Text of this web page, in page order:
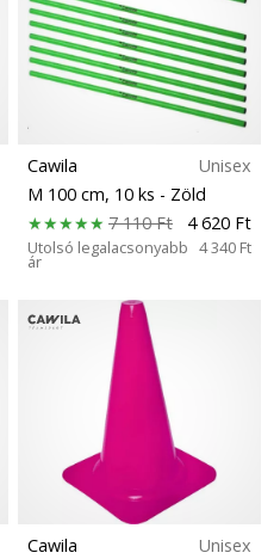
Cawila
Unisex
M 100 cm, 10 ks - Zöld
7 110 Ft
4 620 Ft
Utolsó legalacsonyabb
ár
4 340 Ft
Cawila
Unisex